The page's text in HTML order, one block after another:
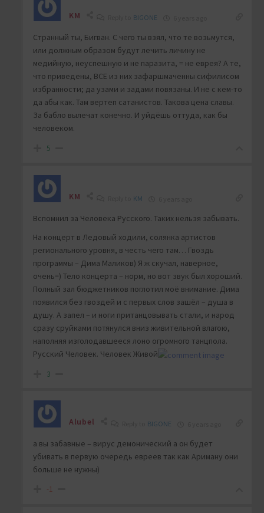
KM BIGONE
Странный ты, Бигван. С чего ты взял, что те возьмутся,
или должным образом будут лечить личину не
медийную, неуспешную и не паразита, = не еврея? А те,
что приведены, ВСЕ из них зафаршмаченны сифилисом
избранности; да узами и задами повязаны. И не с кем-то
да абы как. Там вертеп сатанистов. Такова цена славы.
За бабло вылечат конечно. И уйдёшь оттуда, как бы
человеком.
5
KM KM
Вспомнил за Человека Русского. Таких нельзя забывать.
На концерт в Ледовый ходили, солянка артистов
регионального уровня, в честь чего там… Гвоздь
программы – Дима Маликов) Я ж скучал, наверное,
очень=) Тело концерта – норм, но вот звук был хороший.
Полный зал бюджетников поглотил моё внимание. Дима
появился без гвоздей и с первых слов зашёл – душа в
душу. А запел – и ноги пританцовывать стали, и народ
сразу сруйками потянулся вниз живительной влагою,
наполняя изголодавшееся лоно огромного танцпола.
Русский Человек. Человек Живой
3
Alubel BIGONE
а вы забавные – вирус демонический а он будет
убивать в первую очередь евреев так как Ариману они
больше не нужны)
-1